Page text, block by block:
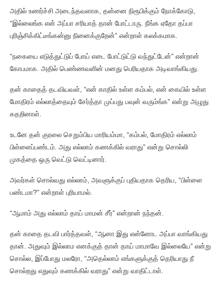
அதில் உணர்ச்சி அடைந்தவளாக, தன்னை நிரூபிக்கும் நோக்கோடு,
“இல்லைங்க என் அப்பா சரியாத் தான் போட்டாரு. நீங்க ஏதோ தப்பா
புரிஞ்சிக்கிட்டீங்கன்னு நினைக்குறேன்” என்றாள் கலக்கமாக.
“நகையை எடுத்துட்டுப் போய் எடை போட்டுட்டு வந்துட்டேன்” என்றான்
கோபமாக. அதில் பெண்ணவளின் மனது பெரியதாக அடிவாங்கியது.
தன் காதைத் தடவியவள், “என் காதில் உள்ள கம்பல், என் கையில் உள்ள
மோதிரம் எல்லாத்தையும் சேர்த்தா முப்பது பவுன் வரும்ங்க” என்று அழுது
கதறினாள்.
உடனே தன் குரலை செறும்பிய மாரியம்மா, “கம்பல், மோதிரம் எல்லாம்
பிள்ளைப்பண்டம். அது எல்லாம் கணக்கில் வராது” என்று சொல்லி
முகத்தை ஒரு வெட்டு வெட்டினார்.
அவர்கள் சொல்வது எல்லாம், அவளுக்குப் புதியதாக தெரிய, “பிள்ளை
பண்டமா?” என்றாள் புரியாமல்.
“ஆமாம் அது எல்லாம் தாய் மாமன் சீர்” என்றான் நந்தன்.
தன் காதை தடவி பார்த்தவள், “ஆனா இது என்னோட அப்பா வாங்கியது
தான். அதுவும் இல்லாம எனக்குத் தான் தாய் மாமாவே இல்லையே” என்று
சொல்ல, இப்போது மலரோ, “அதெல்லாம் எங்களுக்குத் தெரியாது நீ
சொல்றது எதுவும் கணக்கில் வராது” என்று வாதிட்டாள்.